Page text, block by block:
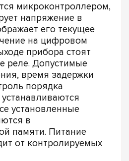
микроконтроллером,
напряжение в
его текущее
на цифровом
прибора стоят
реле. Допустимые
время задержки
порядка
установленные
в
памяти. Питание
от контролируемых